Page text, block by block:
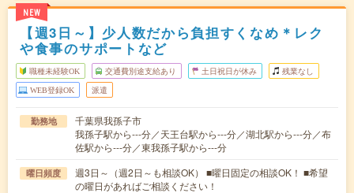
NEW
【週3日～】少人数だから負担すくなめ＊レク
や食事のサポートなど
職種未経験OK 交通費別途支給あり 土日祝日が休み 残業なし
WEB登録OK 派遣
勤務地
千葉県我孫子市
我孫子駅から---分／天王台駅から---分／湖北駅から---分／布
佐駅から---分／東我孫子駅から---分
曜日頻度
週3日～（週2日～も相談OK） ■曜日固定の相談OK！ ■希望
の曜日があればご相談ください！